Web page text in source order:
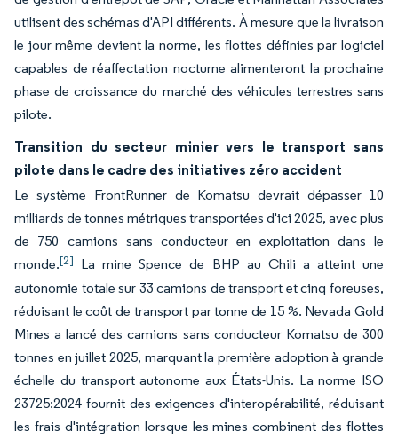
utilisent des schémas d'API différents. À mesure que la livraison
le jour même devient la norme, les flottes définies par logiciel
capables de réaffectation nocturne alimenteront la prochaine
phase de croissance du marché des véhicules terrestres sans
pilote.
Transition du secteur minier vers le transport sans
pilote dans le cadre des initiatives zéro accident
Le système FrontRunner de Komatsu devrait dépasser 10
milliards de tonnes métriques transportées d'ici 2025, avec plus
de 750 camions sans conducteur en exploitation dans le
monde.[2] La mine Spence de BHP au Chili a atteint une
autonomie totale sur 33 camions de transport et cinq foreuses,
réduisant le coût de transport par tonne de 15 %. Nevada Gold
Mines a lancé des camions sans conducteur Komatsu de 300
tonnes en juillet 2025, marquant la première adoption à grande
échelle du transport autonome aux États-Unis. La norme ISO
23725:2024 fournit des exigences d'interopérabilité, réduisant
les frais d'intégration lorsque les mines combinent des flottes